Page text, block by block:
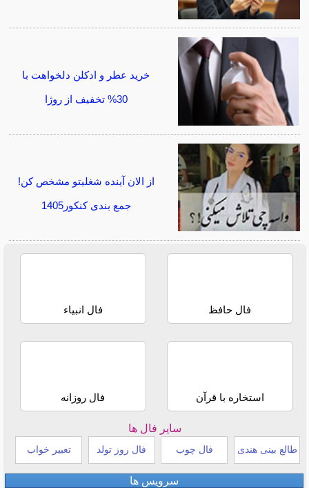
خرید عطر و ادکلن دلخواهت با
30% تخفیف از روژا
از الان آینده شغلیتو مشخص کن!
جمع بندی کنکور1405
فال حافظ فال انبیاء
استخاره با قرآن فال روزانه
سایر فال ها
طالع بینی هندی فال چوب فال روز تولد تعبیر خواب
سرویس ها